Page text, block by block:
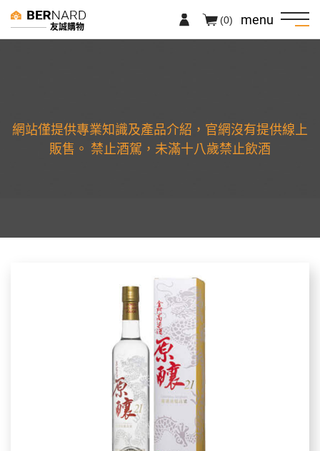
友誠購物 menu
(0)
網站僅提供專業知識及產品介紹，官網沒有提供線上
販售。 禁止酒駕，未滿十八歲禁止飲酒